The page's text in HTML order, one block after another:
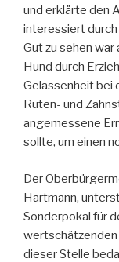
und erklärte den
interessiert
Gut zu sehen war
Hund durch
Gelassenheit bei
Ruten- und
angemessene
sollte, um einen
Der
Hartmann,
Sonderpokal für
wertschätzenden
dieser Stelle